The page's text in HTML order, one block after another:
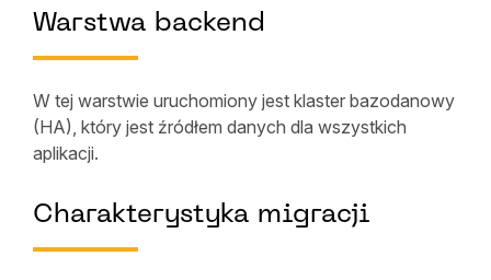
Warstwa backend
W tej warstwie uruchomiony jest klaster bazodanowy
(HA), który jest źródłem danych dla wszystkich
aplikacji.
Charakterystyka migracji